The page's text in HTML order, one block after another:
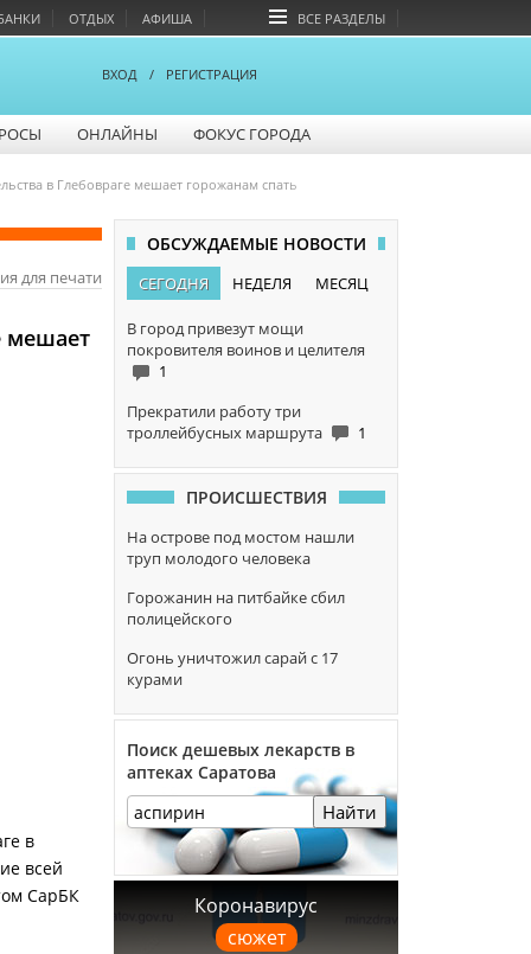
ОТДЫХ АФИША ВСЕ РАЗДЕЛЫ
ВХОД / РЕГИСТРАЦИЯ
ОНЛАЙНЫ ФОКУС ГОРОДА
в Глебовраге мешает горожанам спать
для печати
мешает
в
всей
СарБК
ОБСУЖДАЕМЫЕ НОВОСТИ
СЕГОДНЯ НЕДЕЛЯ МЕСЯЦ
В город привезут мощи
покровителя воинов и целителя
1
Прекратили работу три
троллейбусных маршрута
1
ПРОИСШЕСТВИЯ
На острове под мостом нашли
труп молодого человека
Горожанин на питбайке сбил
полицейского
Огонь уничтожил сарай с 17
курами
Поиск дешевых лекарств в
аптеках Саратова
Найти
Коронавирус
сюжет